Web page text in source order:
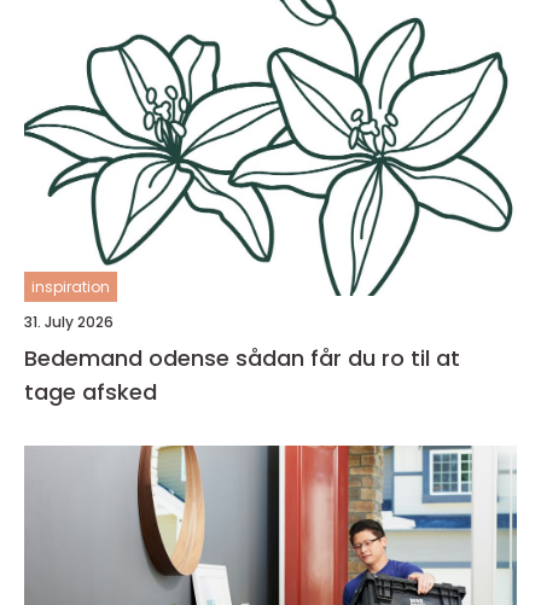
inspiration
31. July 2026
Bedemand odense sådan får du ro til at
tage afsked